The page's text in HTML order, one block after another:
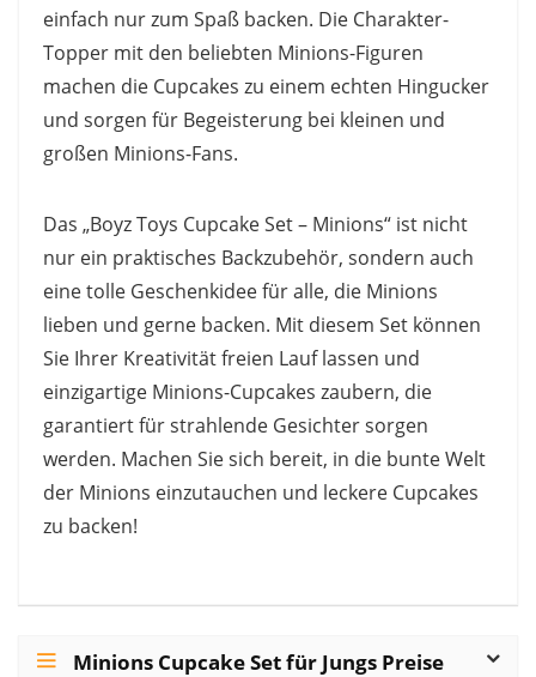
einfach nur zum Spaß backen. Die Charakter-
Topper mit den beliebten Minions-Figuren
machen die Cupcakes zu einem echten Hingucker
und sorgen für Begeisterung bei kleinen und
großen Minions-Fans.
Das „Boyz Toys Cupcake Set – Minions“ ist nicht
nur ein praktisches Backzubehör, sondern auch
eine tolle Geschenkidee für alle, die Minions
lieben und gerne backen. Mit diesem Set können
Sie Ihrer Kreativität freien Lauf lassen und
einzigartige Minions-Cupcakes zaubern, die
garantiert für strahlende Gesichter sorgen
werden. Machen Sie sich bereit, in die bunte Welt
der Minions einzutauchen und leckere Cupcakes
zu backen!
Minions Cupcake Set für Jungs Preise